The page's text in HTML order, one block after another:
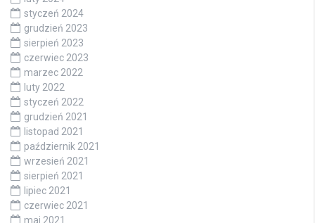
styczeń 2024
grudzień 2023
sierpień 2023
czerwiec 2023
marzec 2022
luty 2022
styczeń 2022
grudzień 2021
listopad 2021
październik 2021
wrzesień 2021
sierpień 2021
lipiec 2021
czerwiec 2021
maj 2021